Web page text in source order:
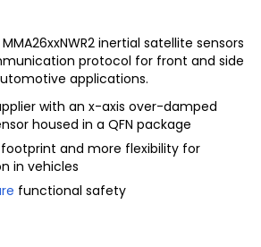
inertial satellite sensors
protocol for front and side
applications.
with an x-axis over-damped
housed in a QFN package
footprint and more flexibility for
in vehicles
functional safety